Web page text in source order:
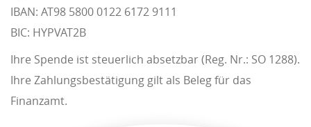
IBAN: AT98 5800 0122 6172 9111
BIC: HYPVAT2B
Ihre Spende ist steuerlich absetzbar (Reg. Nr.: SO 1288).
Ihre Zahlungsbestätigung gilt als Beleg für das
Finanzamt.